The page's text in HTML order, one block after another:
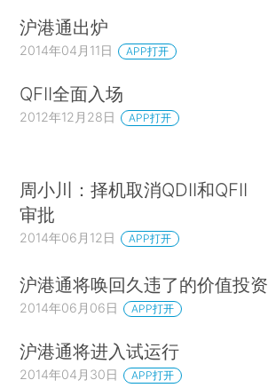
沪港通出炉
2014年04月11日 APP打开
QFII全面入场
2012年12月28日 APP打开
周小川：择机取消QDII和QFII
审批
2014年06月12日 APP打开
沪港通将唤回久违了的价值投资
2014年06月06日 APP打开
沪港通将进入试运行
2014年04月30日 APP打开